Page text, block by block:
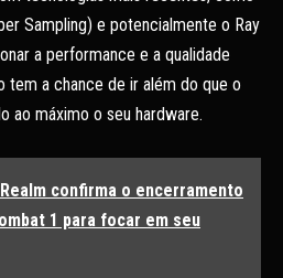
Sampling) e potencialmente o Ray
a performance e a qualidade
tem a chance de ir além do que o
ao máximo o seu hardware.
confirma o encerramento
1 para focar em seu